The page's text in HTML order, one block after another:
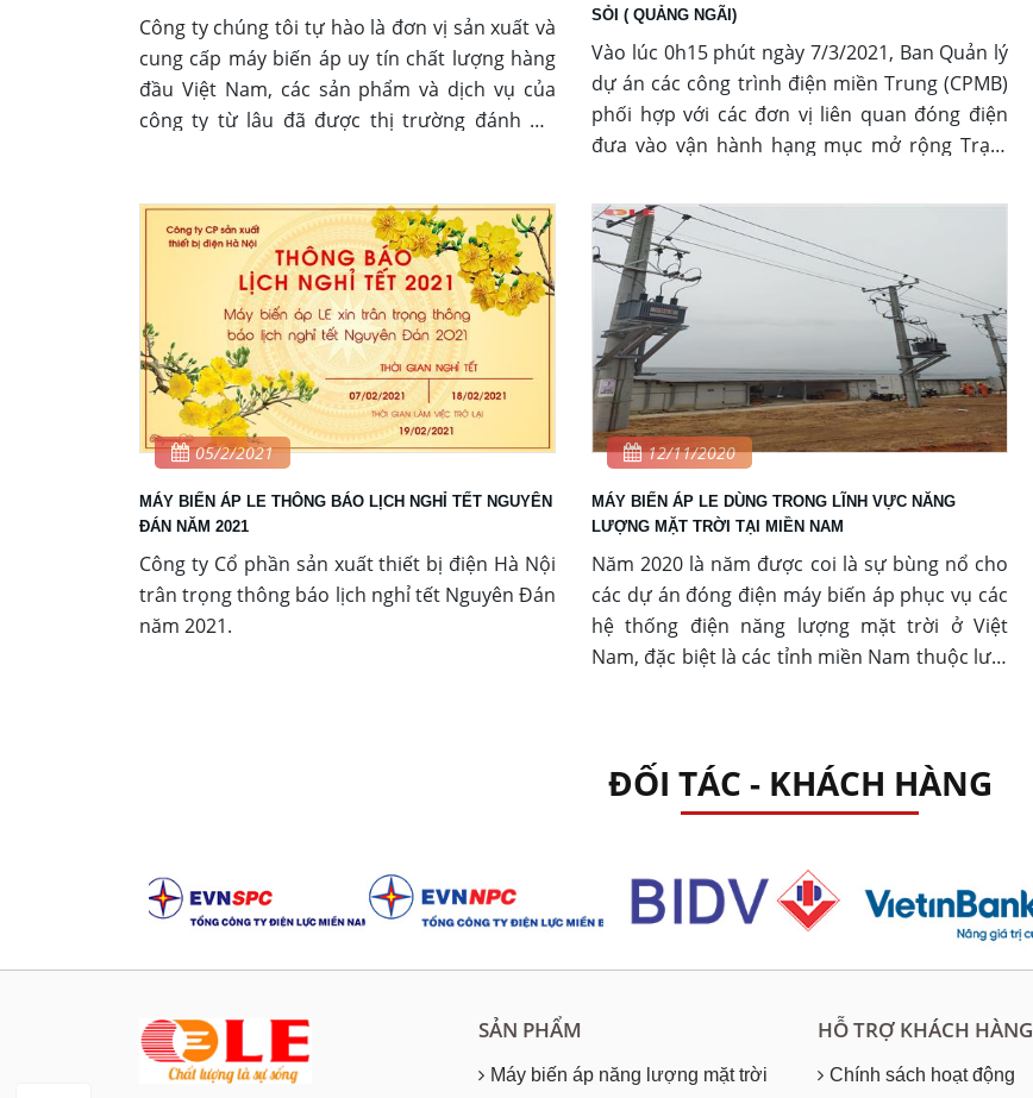
Công ty chúng tôi tự hào là đơn vị sản xuất và
cung cấp máy biến áp uy tín chất lượng hàng
đầu Việt Nam, các sản phẩm và dịch vụ của
công ty từ lâu đã được thị trường đánh giá
256 để có giá tốt nhất.
SỎI ( QUẢNG NGÃI)
Vào lúc 0h15 phút ngày 7/3/2021, Ban Quản lý
dự án các công trình điện miền Trung (CPMB)
phối hợp với các đơn vị liên quan đóng điện
đưa vào vận hành hạng mục mở rộng Trạm
dây 500kV mạch 3 đoạn Dốc Sỏi - Pleiku 2.
05/2/2021
MÁY BIẾN ÁP LE THÔNG BÁO LỊCH NGHỈ TẾT NGUYÊN
ĐÁN NĂM 2021
Công ty Cổ phần sản xuất thiết bị điện Hà Nội
trân trọng thông báo lịch nghỉ tết Nguyên Đán
năm 2021.
12/11/2020
MÁY BIẾN ÁP LE DÙNG TRONG LĨNH VỰC NĂNG
LƯỢNG MẶT TRỜI TẠI MIỀN NAM
Năm 2020 là năm được coi là sự bùng nổ cho
các dự án đóng điện máy biến áp phục vụ các
hệ thống điện năng lượng mặt trời ở Việt
Nam, đặc biệt là các tỉnh miền Nam thuộc lưới
ĐỐI TÁC - KHÁCH HÀNG
SẢN PHẨM
Máy biến áp năng lượng mặt trời
HỖ TRỢ KHÁCH HÀNG
Chính sách hoạt động